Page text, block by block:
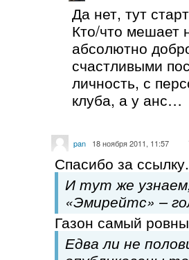
Да нет, тут
Кто/что мешает
абсолютно
счастливыми
личность, с
клуба, а у анс…
pan 18 ноября 2011, 11:57
Спасибо за ссылку.
И тут же
«Эмирейтс» –
Газон самый
Едва ли не